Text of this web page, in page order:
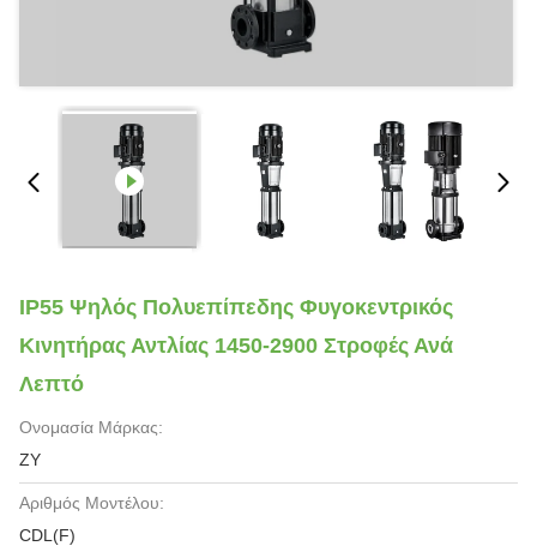
IP55 Ψηλός Πολυεπίπεδης Φυγοκεντρικός
Κινητήρας Αντλίας 1450-2900 Στροφές Ανά
Λεπτό
Ονομασία Μάρκας:
ZY
Αριθμός Μοντέλου:
CDL(F)